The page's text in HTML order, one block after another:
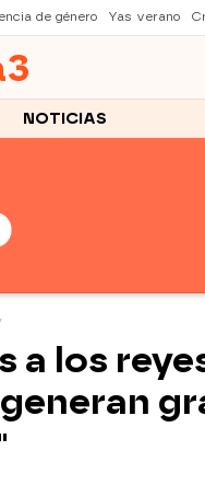
de género Yas verano
3
NOTICIAS
a los